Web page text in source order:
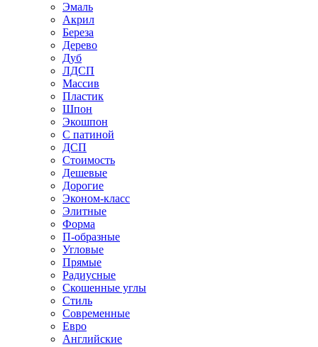
Эмаль
Акрил
Береза
Дерево
Дуб
ЛДСП
Массив
Пластик
Шпон
Экошпон
С патиной
ДСП
Стоимость
Дешевые
Дорогие
Эконом-класс
Элитные
Форма
П-образные
Угловые
Прямые
Радиусные
Скошенные углы
Стиль
Современные
Евро
Английские